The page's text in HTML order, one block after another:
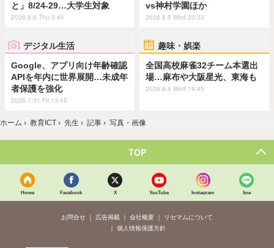
と」8/24-29…大学生対象
2026.8.6 Thu 9:45
vs神村学園ほか
2026.8.5 Wed 20:32
デジタル生活
Google、アプリ向け年齢確認
APIを年内に世界展開…未成年
者保護を強化
2026.7.31 Fri 13:45
趣味・娯楽
全国高校麻雀32チーム本選出
場…麻布や大阪星光、東海も
2026.8.5 Wed 19:45
ホーム › 教育ICT › 先生 › 記事 › 写真・画像
TOP
Home Facebook X YouTube Instagram line
お問合せ 広告掲載 会社概要
リセマムについて
個人情報保護方針